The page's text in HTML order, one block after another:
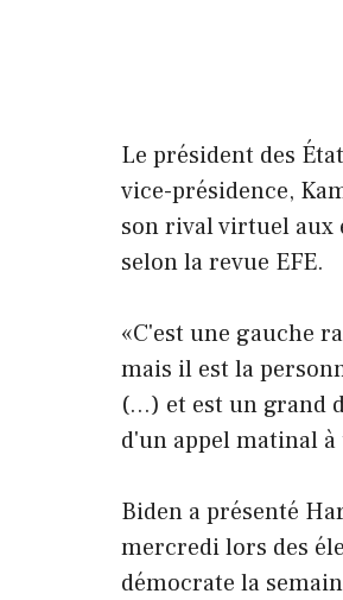
Le président des
vice-présidence,
son rival virtuel aux
selon la revue EFE.
«C'est une gauche
mais il est la
(…) et est un grand
d'un appel matinal
Biden a présenté
mercredi lors des
démocrate la